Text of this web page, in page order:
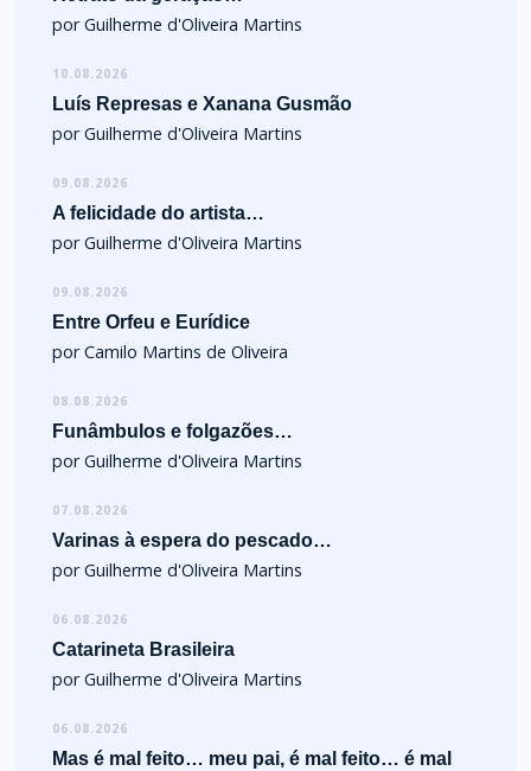
por Guilherme d'Oliveira Martins
10.08.2026
Luís Represas e Xanana Gusmão
por Guilherme d'Oliveira Martins
09.08.2026
A felicidade do artista…
por Guilherme d'Oliveira Martins
09.08.2026
Entre Orfeu e Eurídice
por Camilo Martins de Oliveira
08.08.2026
Funâmbulos e folgazões…
por Guilherme d'Oliveira Martins
07.08.2026
Varinas à espera do pescado…
por Guilherme d'Oliveira Martins
06.08.2026
Catarineta Brasileira
por Guilherme d'Oliveira Martins
06.08.2026
Mas é mal feito… meu pai, é mal feito… é mal